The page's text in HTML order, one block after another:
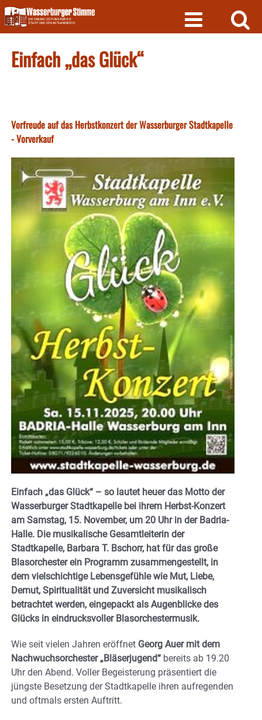
Skip
to
content
Einfach „das Glück“
Vorfreude auf das Herbstkonzert der Wasserburger Stadtkapelle
- Vorverkauf
Einfach „das Glück“ – so lautet heuer das Motto der
Wasserburger Stadtkapelle bei ihrem Herbst-Konzert
am Samstag, 15. November, um 20 Uhr in der Badria-
Halle. Die musikalische Gesamtleiterin der
Stadtkapelle, Barbara T. Bschorr, hat für das große
Blasorchester ein Programm zusammengestellt, in
dem vielschichtige Lebensgefühle wie Mut, Liebe,
Demut, Spiritualität und Zuversicht musikalisch
betrachtet werden, eingepackt als Augenblicke des
Glücks in eindrucksvoller Blasorchestermusik.
Wie seit vielen Jahren eröffnet Georg Auer mit dem
Nachwuchsorchester „Bläserjugend“ bereits ab 19.20
Uhr den Abend. Voller Begeisterung präsentiert die
jüngste Besetzung der Stadtkapelle ihren aufregenden
und oftmals ersten Auftritt.